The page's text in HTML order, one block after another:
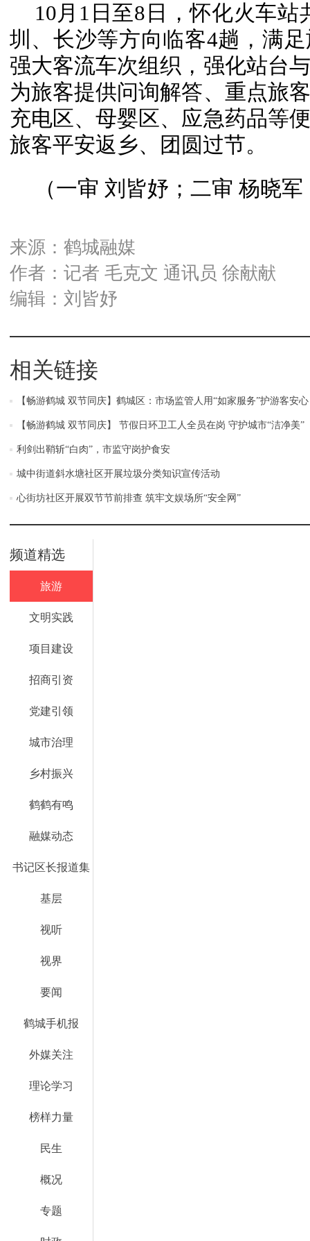
10月1日至8日，怀化火车
圳、长沙等方向临客4趟，满
强大客流车次组织，强化站台
为旅客提供问询解答、重点旅
充电区、母婴区、应急药品等
旅客平安返乡、团圆过节。
（一审 刘皆妤；二审 杨晓
来源：鹤城融媒
作者：记者 毛克文 通讯员 徐献献
编辑：刘皆妤
相关链接
【畅游鹤城 双节同庆】鹤城区：市场监管人用“如家服务”护游客安心
【畅游鹤城 双节同庆】 节假日环卫工人全员在岗 守护城市“洁净美”
利剑出鞘斩“白肉”，市监守岗护食安
城中街道斜水塘社区开展垃圾分类知识宣传活动
心街坊社区开展双节节前排查 筑牢文娱场所“安全网”
频道精选
旅游
文明实践
项目建设
招商引资
党建引领
城市治理
乡村振兴
鹤鹤有鸣
融媒动态
书记区长报道集
基层
视听
视界
要闻
鹤城手机报
外媒关注
理论学习
榜样力量
民生
概况
专题